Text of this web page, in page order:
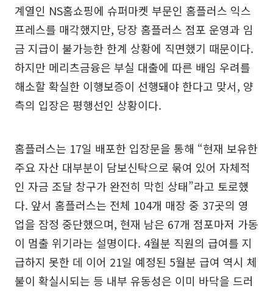
계열인 NS홈쇼핑에 슈퍼마켓 부문인 홈플러스 익스
프레스를 매각했지만, 당장 홈플러스 점포 운영과 임
금 지급이 불가능한 한계 상황에 직면했기 때문이다.
하지만 메리츠금융은 부실 대출에 따른 배임 우려를
해소할 확실한 이행보증이 선행돼야 한다고 맞서, 양
측의 입장은 평행선인 상황이다.
홈플러스는 17일 배포한 입장문을 통해 “현재 보유한
주요 자산 대부분이 담보신탁으로 묶여 있어 자체적
인 자금 조달 창구가 완전히 막힌 상태”라고 토로했
다. 앞서 홈플러스는 전체 104개 매장 중 37곳의 영
업을 잠정 중단했으며, 현재 남은 67개 점포마저 가동
이 멈출 위기라는 설명이다. 4월분 직원의 급여를 지
급하지 못한 데 이어 21일 예정된 5월분 급여 역시 체
불이 확실시되는 등 내부 유동성은 이미 바닥을 드러